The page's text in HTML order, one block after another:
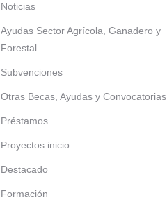
Noticias
Ayudas Sector Agrícola, Ganadero y
Forestal
Subvenciones
Otras Becas, Ayudas y Convocatorias
Préstamos
Proyectos inicio
Destacado
Formación